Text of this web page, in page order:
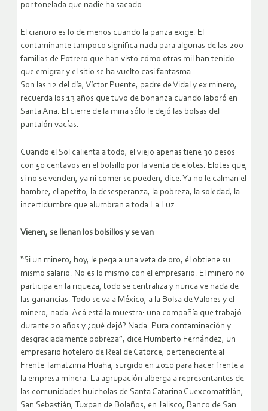
por tonelada que nadie ha sacado.
El cianuro es lo de menos cuando la panza exige. El
contaminante tampoco significa nada para algunas de las 200
familias de Potrero que han visto cómo otras mil han tenido
que emigrar y el sitio se ha vuelto casi fantasma.
Son las 12 del día, Víctor Puente, padre de Vidal y ex minero,
recuerda los 13 años que tuvo de bonanza cuando laboró en
Santa Ana. El cierre de la mina sólo le dejó las bolsas del
pantalón vacías.
Cuando el Sol calienta a todo, el viejo apenas tiene 30 pesos
con 50 centavos en el bolsillo por la venta de elotes. Elotes que,
si no se venden, ya ni comer se pueden, dice. Ya no le calman el
hambre, el apetito, la desesperanza, la pobreza, la soledad, la
incertidumbre que alumbran a toda La Luz.
Vienen, se llenan los bolsillos y se van
“Si un minero, hoy, le pega a una veta de oro, él obtiene su
mismo salario. No es lo mismo con el empresario. El minero no
participa en la riqueza, todo se centraliza y nunca ve nada de
las ganancias. Todo se va a México, a la Bolsa de Valores y el
minero, nada. Acá está la muestra: una compañía que trabajó
durante 20 años y ¿qué dejó? Nada. Pura contaminación y
desgraciadamente pobreza”, dice Humberto Fernández, un
empresario hotelero de Real de Catorce, perteneciente al
Frente Tamatzima Huaha, surgido en 2010 para hacer frente a
la empresa minera. La agrupación alberga a representantes de
las comunidades huicholas de Santa Catarina Cuexcomatitlán,
San Sebastián, Tuxpan de Bolaños, en Jalisco, Banco de San